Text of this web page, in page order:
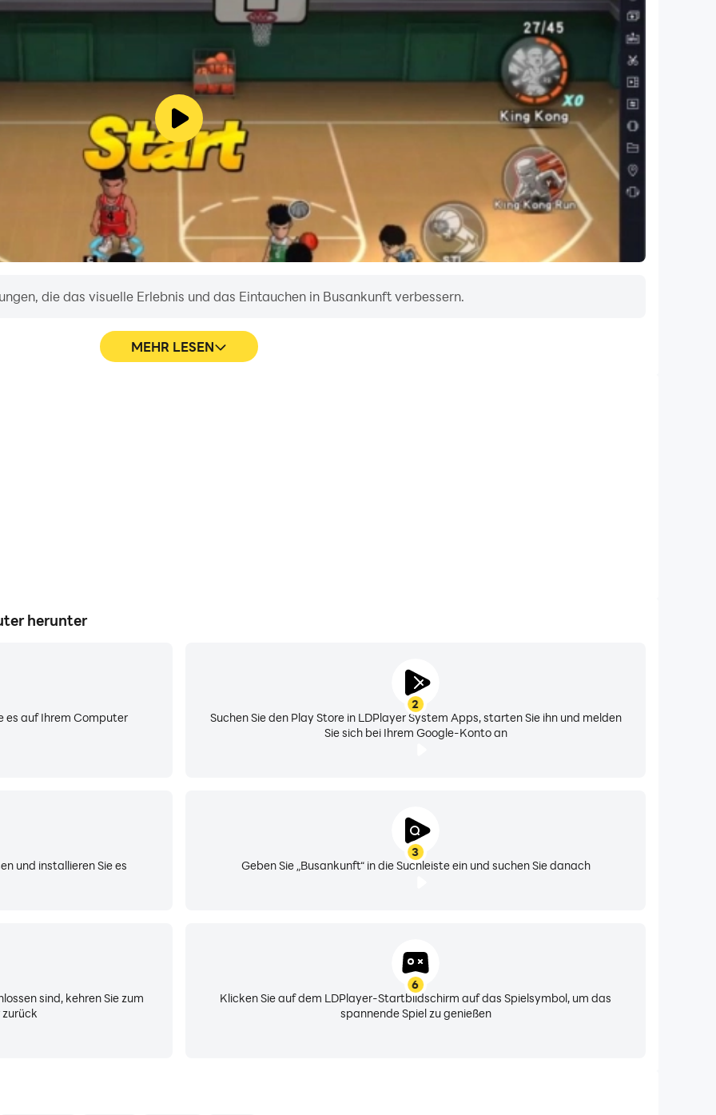
die das visuelle Erlebnis und das Eintauchen in Busankunft verbessern.
MEHR LESEN
herunter
es auf Ihrem Computer
2
Suchen Sie den Play Store in LDPlayer System Apps, starten Sie ihn und melden
Sie sich bei Ihrem Google-Konto an
3
Geben Sie „Busankunft“ in die Suchleiste ein und suchen Sie danach
und installieren Sie es
sind, kehren Sie zum
6
Klicken Sie auf dem LDPlayer-Startbildschirm auf das Spielsymbol, um das
spannende Spiel zu genießen